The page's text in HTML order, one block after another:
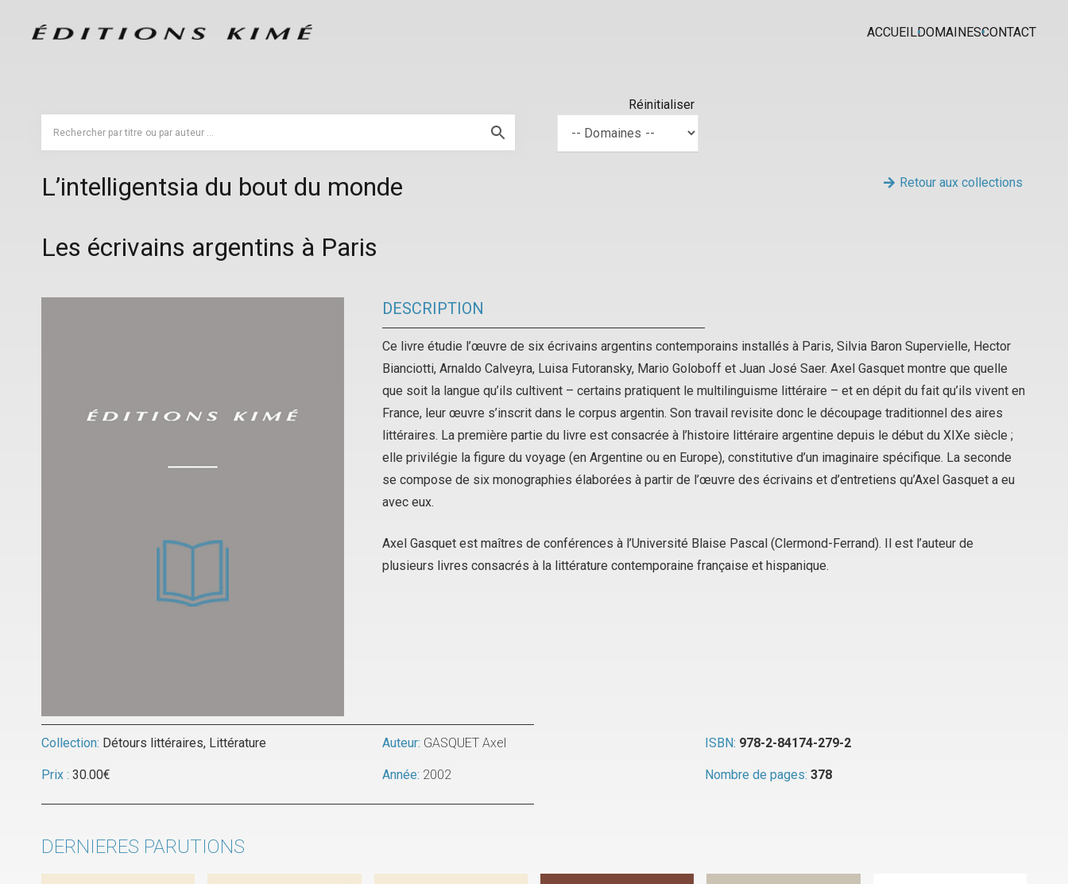
ACCUEILDOMAINESCONTACT
Réinitialiser
L’intelligentsia du bout du monde
Les écrivains argentins à Paris
Retour aux collections
DESCRIPTION
Ce livre étudie l’œuvre de six écrivains argentins contemporains installés à Paris, Silvia Baron Supervielle, Hector
Bianciotti, Arnaldo Calveyra, Luisa Futoransky, Mario Goloboff et Juan José Saer. Axel Gasquet montre que quelle
que soit la langue qu’ils cultivent – certains pratiquent le multilinguisme littéraire – et en dépit du fait qu’ils vivent en
France, leur œuvre s’inscrit dans le corpus argentin. Son travail revisite donc le découpage traditionnel des aires
littéraires. La première partie du livre est consacrée à l’histoire littéraire argentine depuis le début du XIXe siècle ;
elle privilégie la figure du voyage (en Argentine ou en Europe), constitutive d’un imaginaire spécifique. La seconde
se compose de six monographies élaborées à partir de l’œuvre des écrivains et d’entretiens qu’Axel Gasquet a eu
avec eux.
Axel Gasquet est maîtres de conférences à l’Université Blaise Pascal (Clermond-Ferrand). Il est l’auteur de
plusieurs livres consacrés à la littérature contemporaine française et hispanique.
Collection: Détours littéraires, Littérature
Prix : 30.00€
Auteur: GASQUET Axel ISBN: 978-2-84174-279-2
Année: 2002 Nombre de pages: 378
DERNIERES PARUTIONS